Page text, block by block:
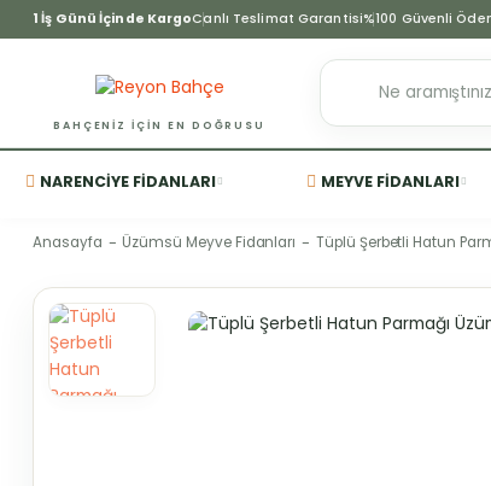
1 İş Günü İçinde KargoCanlı Teslimat Garantisi%100 Güvenli
BAHÇENIZ IÇIN EN DOĞRUSU
NARENCIYE FIDANLARI MEYVE FIDANLARI
Anasayfa Üzümsü Meyve Fidanları Tüplü Şerbetli Hatun